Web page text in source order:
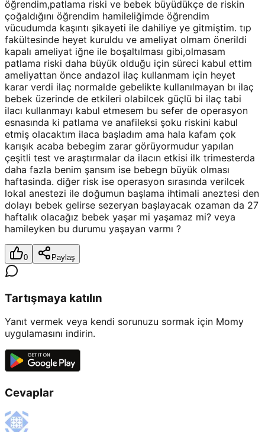
öğrendim,patlama riski ve bebek büyüdükçe de riskin
çoğaldığını öğrendim hamileliğimde öğrendim
vücudumda kaşıntı şikayeti ile dahiliye ye gitmiştim. tıp
fakültesinde heyet kuruldu ve ameliyat olmam önerildi
kapalı ameliyat iğne ile boşaltılması gibi,olmasam
patlama riski daha büyük olduğu için süreci kabul ettim
ameliyattan önce andazol ilaç kullanmam için heyet
karar verdi ilaç normalde gebelikte kullanılmayan bı ilaç
bebek üzerinde de etkileri olabilcek güçlü bi ilaç tabi
ilacı kullanmayı kabul etmesem bu sefer de operasyon
esnasında ki patlama ve anafileksi şoku riskini kabul
etmiş olacaktım ilaca başladım ama hala kafam çok
karışık acaba bebegim zarar görüyormudur yapılan
çeşitli test ve araştırmalar da ilacın etkisi ilk trimesterda
daha fazla benim şansım ise bebegn büyük olması
haftasinda. diğer risk ise operasyon sırasında verilcek
lokal anestezi ile doğumun başlama ihtimali aneztesi den
dolayı bebek gelirse sezeryan başlayacak ozaman da 27
haftalık olacağız bebek yaşar mi yaşamaz mi? veya
hamileyken bu durumu yaşayan varmı ?
0 Paylaş
Tartışmaya katılın
Yanıt vermek veya kendi sorunuzu sormak için Momy
uygulamasını indirin.
Cevaplar